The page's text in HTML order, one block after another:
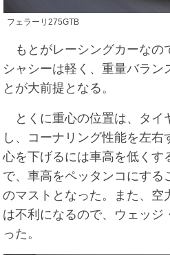
フェラーリ275GTB
もとがレーシングカーなの
シャシーは軽く、重量バラン
とが大前提となる。
とくに重心の位置は、タイ
し、コーナリング性能を左
心を下げるには車高を低くす
で、車高をペッタンコにする
のマストとなった。また、空
は不利になるので、ウェッジ
った。